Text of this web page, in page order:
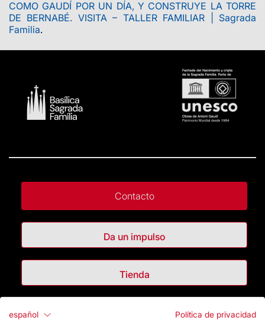
COMO GAUDÍ POR UN DÍA, Y CONSTRUYE LA TORRE
DE BERNABÉ. VISITA – TALLER FAMILIAR | Sagrada
Familia.
Contacto
Da un impulso
Tienda
Destacados
español
Política de privacidad